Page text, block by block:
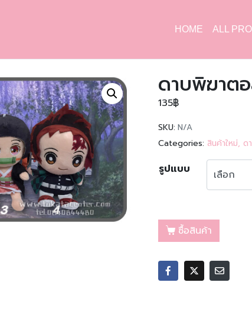
HOME ALL
ดาบพิฆาต
135฿
SKU: N/A
Categories: สินค้าใหม่, ด
รูปแบบ
ซื้อสินค้า